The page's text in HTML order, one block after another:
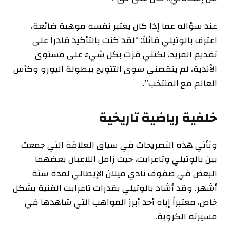
عند سؤاله عما إذا كان يعتبر نفسه موهبة ضائعة،
اعترف بالوتيلي قائلاً: “لقد كنت بالتأكيد قادراً على
تقديم المزيد، لكنني فزت بكل شيء على مستوى
الأندية، لم ينقصني سوى التتويج ببطولة اليورو وكأس
العالم مع المنتخب”.
خلفية رياضية تاريخية
وتأتي هذه التصريحات في سياق العلاقة التي جمعت
بين بالوتيلي وتاعرابت، حيث زامل اللاعبان بعضهما
البعض في صفوف نادي ميلان الإيطالي لمدة ستة
أشهر. وقد أشاد بالوتيلي بقدرات تاعرابت الفنية بشكل
خاص، معتبراً إياه أحد أبرز المواهب التي شاهدها في
مسيرته الكروية.